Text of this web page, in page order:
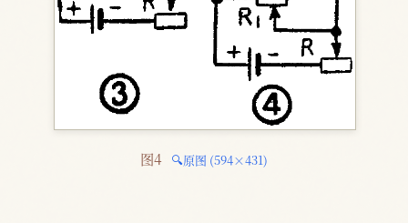
图4 🔍原图 (594×431)